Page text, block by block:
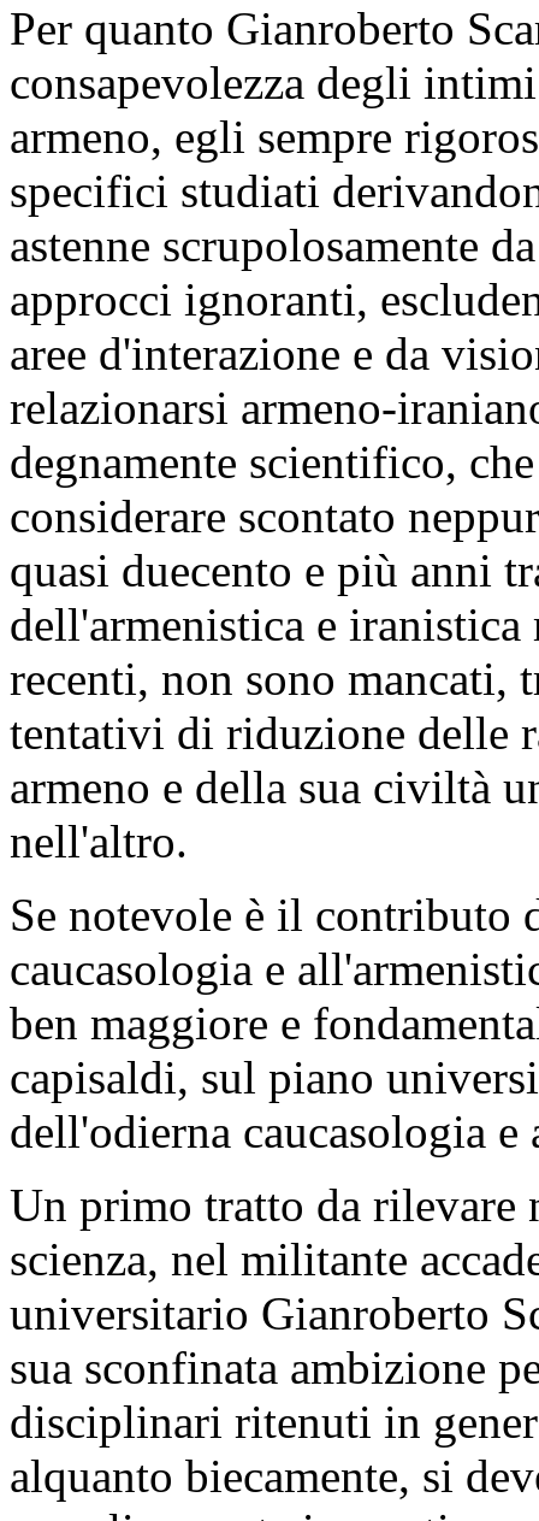
Per quanto Gianroberto
consapevolezza degli
armeno, egli sempre
specifici studiati
astenne scrupolosamente
approcci ignoranti,
aree d'interazione e da
relazionarsi armeno-
degnamente scientifico,
considerare scontato
quasi duecento e più anni
dell'armenistica e
recenti, non sono mancati,
tentativi di riduzione delle
armeno e della sua civiltà
nell'altro.
Se notevole è il contributo
caucasologia e
ben maggiore e
capisaldi, sul piano
dell'odierna caucasologia
Un primo tratto da rilevare
scienza, nel militante
universitario Gianroberto
sua sconfinata ambizione
disciplinari ritenuti in
alquanto biecamente, si